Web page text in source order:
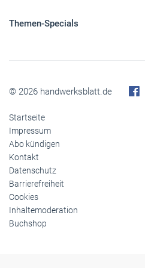
Themen-Specials
© 2026 handwerksblatt.de
Startseite
Impressum
Abo kündigen
Kontakt
Datenschutz
Barrierefreiheit
Cookies
Inhaltemoderation
Buchshop